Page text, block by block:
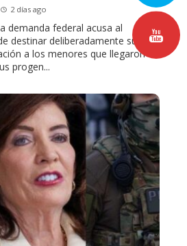
2 días ago
demanda federal acusa al
destinar deliberadamente sus
a los menores que llegaron a
progen...